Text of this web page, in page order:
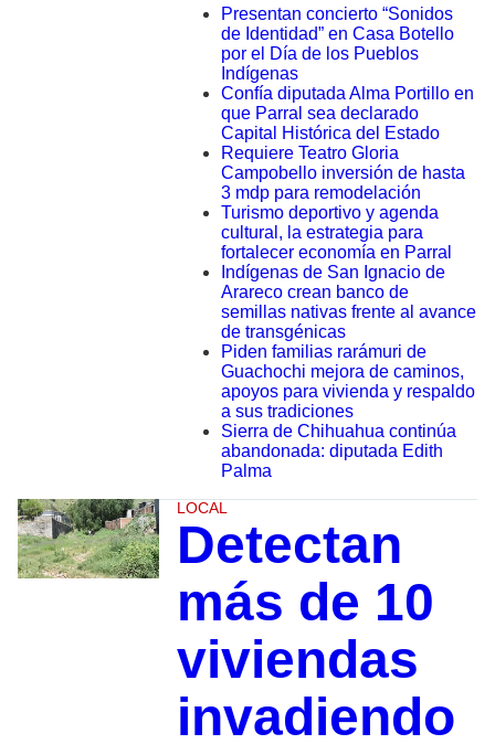
Presentan concierto “Sonidos
de Identidad” en Casa Botello
por el Día de los Pueblos
Indígenas
Confía diputada Alma Portillo en
que Parral sea declarado
Capital Histórica del Estado
Requiere Teatro Gloria
Campobello inversión de hasta
3 mdp para remodelación
Turismo deportivo y agenda
cultural, la estrategia para
fortalecer economía en Parral
Indígenas de San Ignacio de
Arareco crean banco de
semillas nativas frente al avance
de transgénicas
Piden familias rarámuri de
Guachochi mejora de caminos,
apoyos para vivienda y respaldo
a sus tradiciones
Sierra de Chihuahua continúa
abandonada: diputada Edith
Palma
LOCAL
Detectan
más de 10
viviendas
invadiendo